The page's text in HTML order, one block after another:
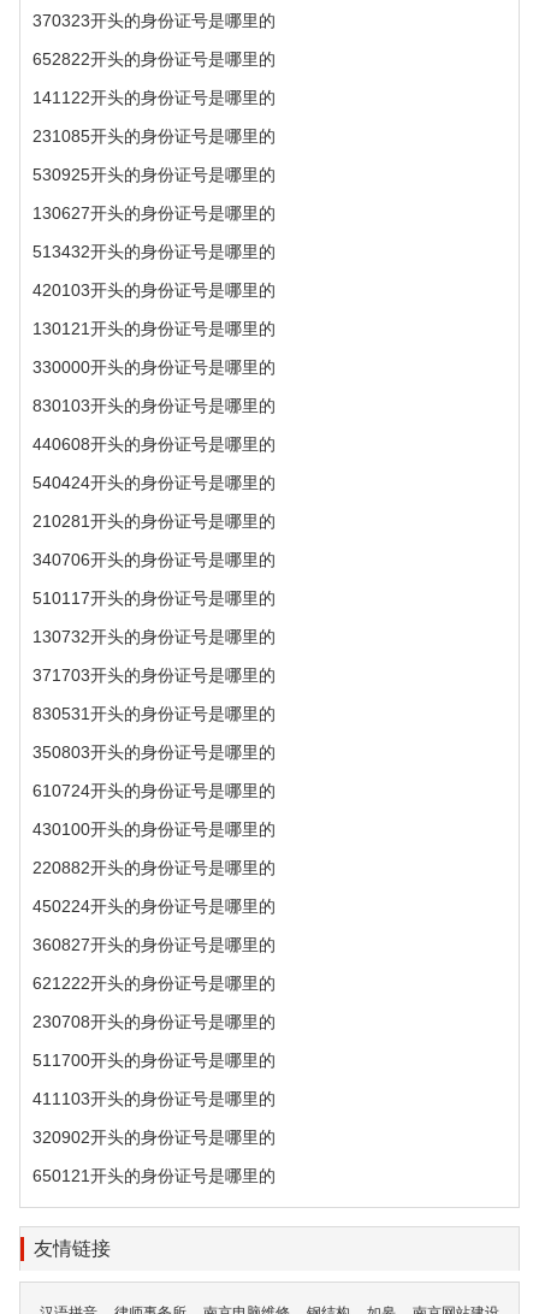
370323开头的身份证号是哪里的
652822开头的身份证号是哪里的
141122开头的身份证号是哪里的
231085开头的身份证号是哪里的
530925开头的身份证号是哪里的
130627开头的身份证号是哪里的
513432开头的身份证号是哪里的
420103开头的身份证号是哪里的
130121开头的身份证号是哪里的
330000开头的身份证号是哪里的
830103开头的身份证号是哪里的
440608开头的身份证号是哪里的
540424开头的身份证号是哪里的
210281开头的身份证号是哪里的
340706开头的身份证号是哪里的
510117开头的身份证号是哪里的
130732开头的身份证号是哪里的
371703开头的身份证号是哪里的
830531开头的身份证号是哪里的
350803开头的身份证号是哪里的
610724开头的身份证号是哪里的
430100开头的身份证号是哪里的
220882开头的身份证号是哪里的
450224开头的身份证号是哪里的
360827开头的身份证号是哪里的
621222开头的身份证号是哪里的
230708开头的身份证号是哪里的
511700开头的身份证号是哪里的
411103开头的身份证号是哪里的
320902开头的身份证号是哪里的
650121开头的身份证号是哪里的
友情链接